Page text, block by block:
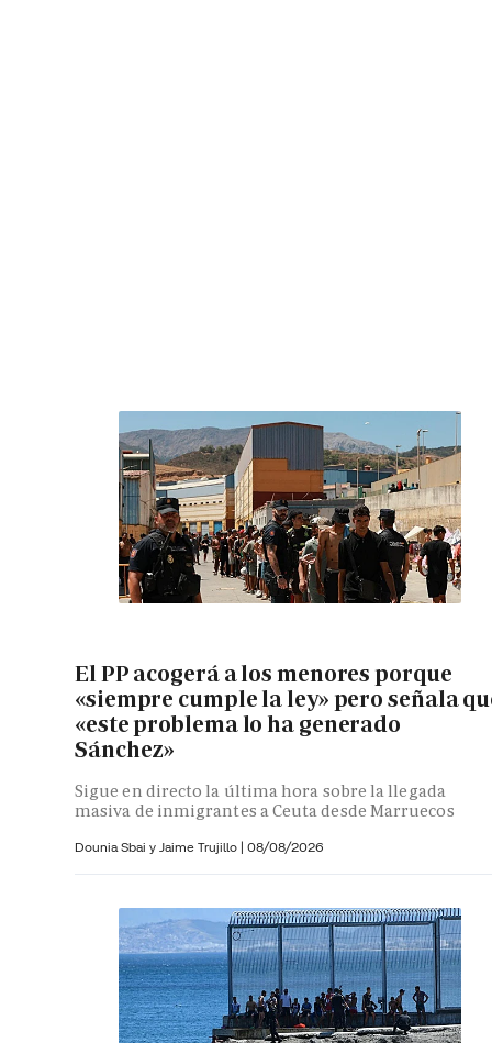
El PP acogerá a los menores porque
«siempre cumple la ley» pero señala
«este problema lo ha generado
Sánchez»
Sigue en directo la última hora sobre la llegada
masiva de inmigrantes a Ceuta desde Marruecos
Dounia Sbai y Jaime Trujillo | 08/08/2026